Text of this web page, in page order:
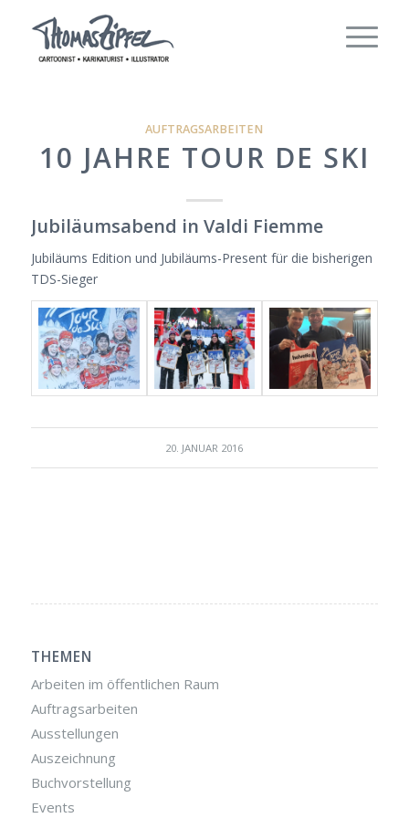
AUFTRAGSARBEITEN
10 JAHRE TOUR DE SKI
Jubiläumsabend in Valdi Fiemme
Jubiläums Edition und Jubiläums-Present für die bisherigen
TDS-Sieger
20. JANUAR 2016
THEMEN
Arbeiten im öffentlichen Raum
Auftragsarbeiten
Ausstellungen
Auszeichnung
Buchvorstellung
Events